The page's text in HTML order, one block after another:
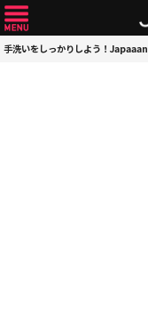
手洗いをしっかりしよう！Japaaan